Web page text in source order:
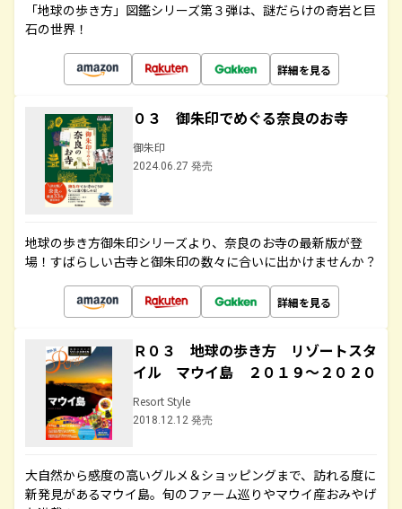
「地球の歩き方」図鑑シリーズ第３弾は、謎だらけの奇岩と巨
石の世界！
詳細を見る
０３ 御朱印でめぐる奈良のお寺
御朱印
2024.06.27 発売
地球の歩き方御朱印シリーズより、奈良のお寺の最新版が登
場！すばらしい古寺と御朱印の数々に合いに出かけませんか？
詳細を見る
Ｒ０３ 地球の歩き方 リゾートスタ
イル マウイ島 ２０１９～２０２０
Resort Style
2018.12.12 発売
大自然から感度の高いグルメ＆ショッピングまで、訪れる度に
新発見があるマウイ島。旬のファーム巡りやマウイ産おみやげ